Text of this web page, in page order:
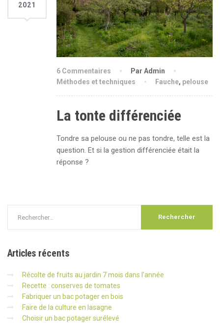
2021
6 Commentaires
Par Admin
Méthodes et techniques
Fauche, pelouse
La tonte différenciée
Tondre sa pelouse ou ne pas tondre, telle est la
question. Et si la gestion différenciée était la
réponse ?
Articlesrécents
Récolte de fruits au jardin 7 mois dans l’année
Recette : conserves de tomates
Fabriquer un bac potager en bois
Faire de la culture en lasagne
Choisir un bac potager surélevé